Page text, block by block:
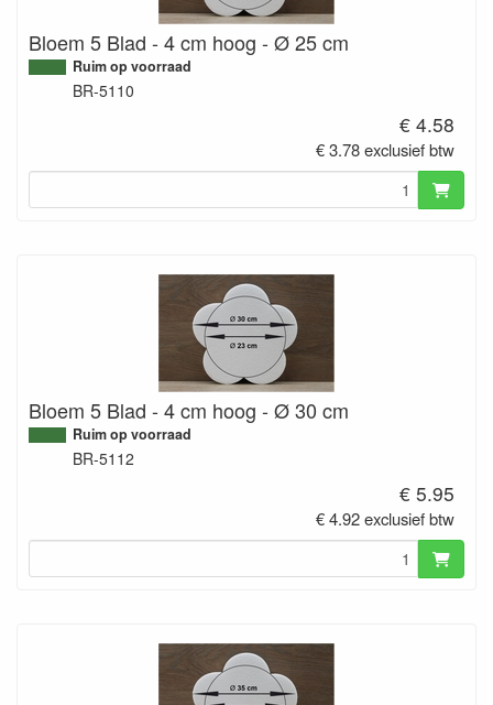
Bloem 5 Blad - 4 cm hoog - Ø 25 cm
Ruim op voorraad
BR-5110
€ 4.58
€ 3.78 exclusief btw
Bloem 5 Blad - 4 cm hoog - Ø 30 cm
Ruim op voorraad
BR-5112
€ 5.95
€ 4.92 exclusief btw